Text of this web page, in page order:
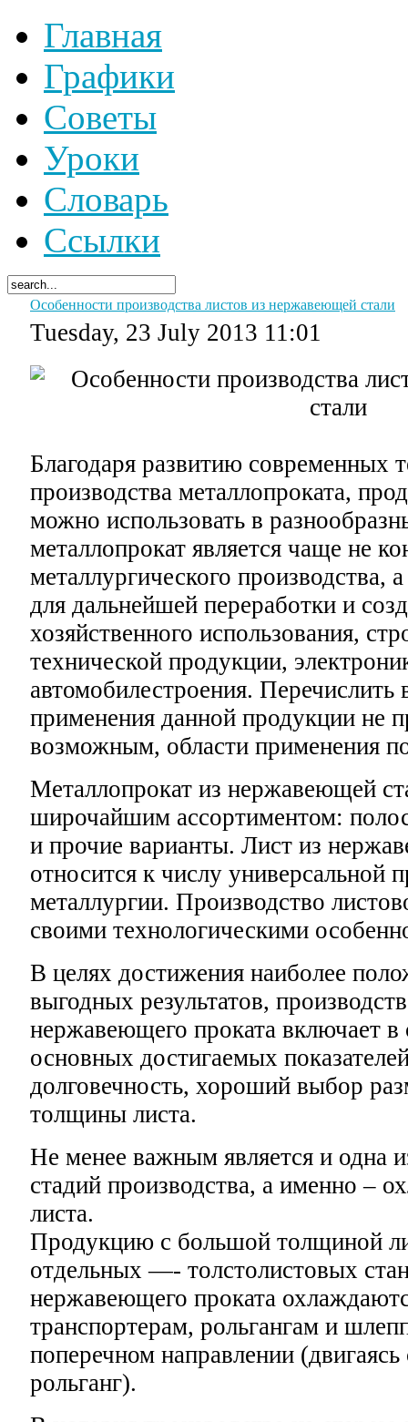
Главная
Графики
Советы
Уроки
Словарь
Ссылки
Особенности производства листов из нержавеющей стали
Tuesday, 23 July 2013 11:01
Благодаря развитию современных
производства металлопроката,
можно использовать в
металлопрокат является чаще не
металлургического производства,
для дальнейшей переработки и
хозяйственного использования,
технической продукции,
автомобилестроения. Перечислить
применения данной продукции не
возможным, области применения
Металлопрокат из нержавеющей
широчайшим ассортиментом:
и прочие варианты. Лист из
относится к числу универсальной
металлургии. Производство
своими технологическими
В целях достижения наиболее
выгодных результатов,
нержавеющего проката включает в
основных достигаемых
долговечность, хороший выбор
толщины листа.
Не менее важным является и одна
стадий производства, а именно –
листа.
Продукцию с большой толщиной
отдельных —- толстолистовых
нержавеющего проката
транспортерам, рольгангам и
поперечном направлении
рольганг).